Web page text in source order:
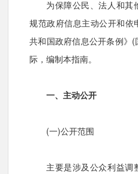
为保障公民、法人和其
规范政府信息主动公开和依
共和国政府信息公开条例》
际，编制本指南。
一、主动公开
(一)公开范围
主要是涉及公众利益调